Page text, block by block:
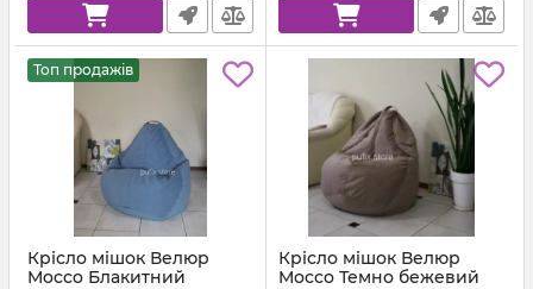
Топ продажів
Крісло мішок Велюр
Mocco Блакитний
Крісло мішок Велюр
Mocco Темно бежевий